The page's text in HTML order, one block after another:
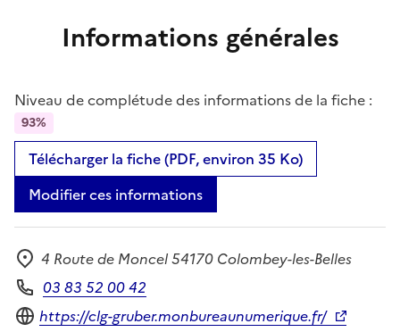
Informations générales
Niveau de complétude des informations de la fiche :
93%
Télécharger la fiche (PDF, environ 35 Ko)
Modifier ces informations
Adresse
4 Route de Moncel 54170 Colombey-les-Belles
Téléphone
03 83 52 00 42
Site internet
https://clg-gruber.monbureaunumerique.fr/